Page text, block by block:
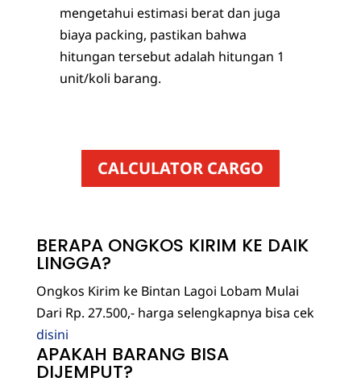
mengetahui estimasi berat dan juga
biaya packing, pastikan bahwa
hitungan tersebut adalah hitungan 1
unit/koli barang.
CALCULATOR CARGO
BERAPA ONGKOS KIRIM KE DAIK
LINGGA?
Ongkos Kirim ke Bintan Lagoi Lobam Mulai
Dari Rp. 27.500,- harga selengkapnya bisa cek
disini
APAKAH BARANG BISA
DIJEMPUT?